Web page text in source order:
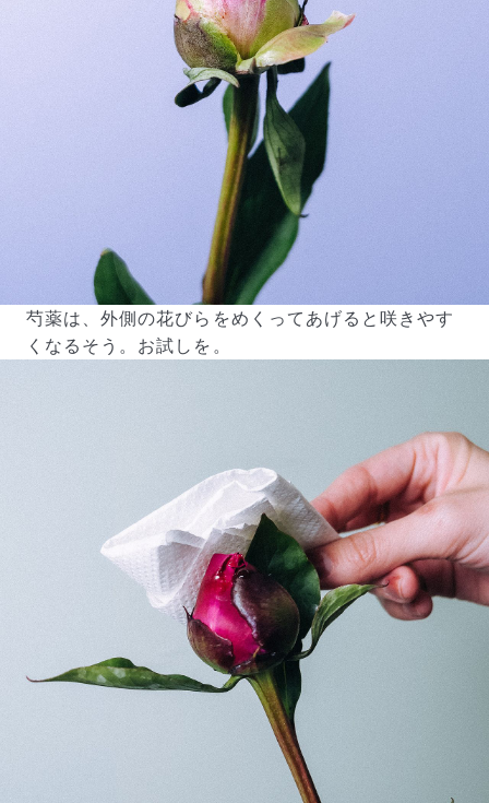
芍薬は、外側の花びらをめくってあげると咲きやす
くなるそう。お試しを。